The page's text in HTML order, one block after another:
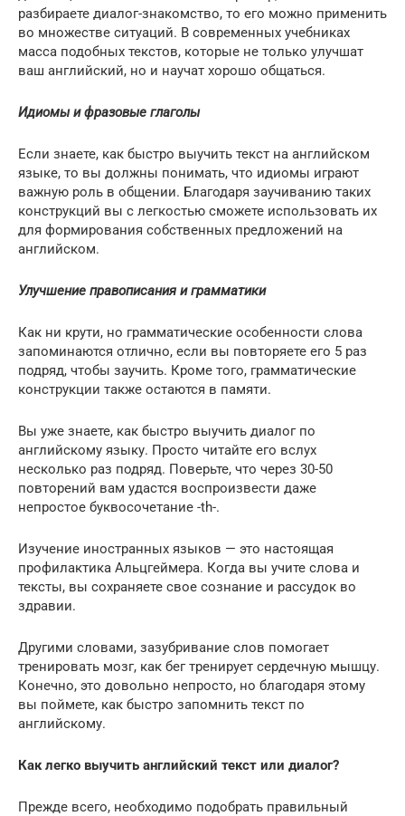
разбираете диалог-знакомство, то его можно применить
во множестве ситуаций. В современных учебниках
масса подобных текстов, которые не только улучшат
ваш английский, но и научат хорошо общаться.
Идиомы и фразовые глаголы
Если знаете, как быстро выучить текст на английском
языке, то вы должны понимать, что идиомы играют
важную роль в общении. Благодаря заучиванию таких
конструкций вы с легкостью сможете использовать их
для формирования собственных предложений на
английском.
Улучшение правописания и грамматики
Как ни крути, но грамматические особенности слова
запоминаются отлично, если вы повторяете его 5 раз
подряд, чтобы заучить. Кроме того, грамматические
конструкции также остаются в памяти.
Вы уже знаете, как быстро выучить диалог по
английскому языку. Просто читайте его вслух
несколько раз подряд. Поверьте, что через 30-50
повторений вам удастся воспроизвести даже
непростое буквосочетание -th-.
Изучение иностранных языков — это настоящая
профилактика Альцгеймера. Когда вы учите слова и
тексты, вы сохраняете свое сознание и рассудок во
здравии.
Другими словами, зазубривание слов помогает
тренировать мозг, как бег тренирует сердечную мышцу.
Конечно, это довольно непросто, но благодаря этому
вы поймете, как быстро запомнить текст по
английскому.
Как легко выучить английский текст или диалог?
Прежде всего, необходимо подобрать правильный